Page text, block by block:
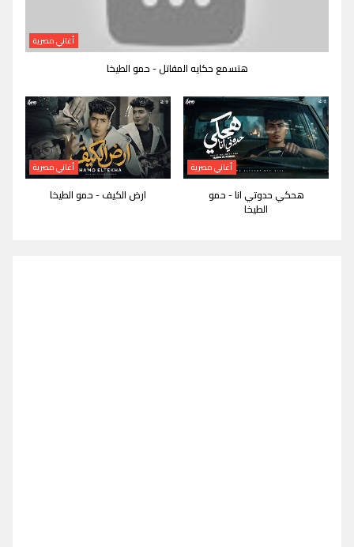
أغاني مصرية
هتسمع حكايه المقاتل - حمو الطيخا
أغاني مصرية
هحكي حدوتي انا - حمو
الطيخا
أغاني مصرية
ارض الكيف - حمو الطيخا